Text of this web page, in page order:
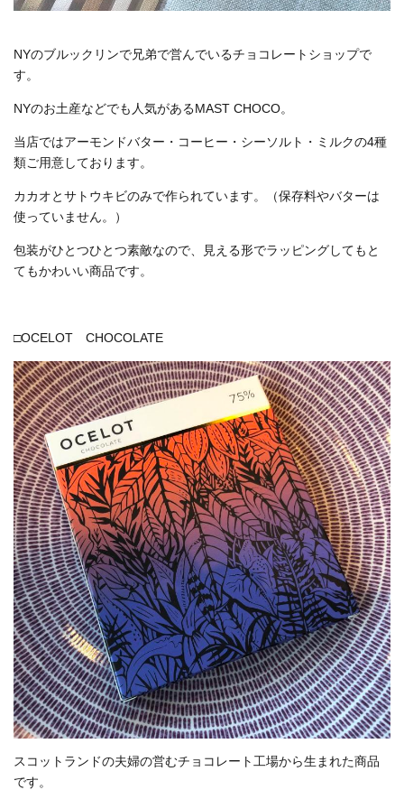
NYのブルックリンで兄弟で営んでいるチョコレートショップで
す。
NYのお土産などでも人気があるMAST CHOCO。
当店ではアーモンドバター・コーヒー・シーソルト・ミルクの4種
類ご用意しております。
カカオとサトウキビのみで作られています。（保存料やバターは
使っていません。）
包装がひとつひとつ素敵なので、見える形でラッピングしてもと
てもかわいい商品です。
□OCELOT CHOCOLATE
スコットランドの夫婦の営むチョコレート工場から生まれた商品
です。